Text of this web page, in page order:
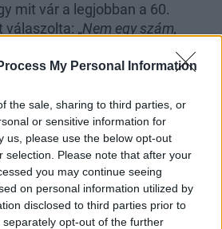
My Personal Information
the sale, sharing to third parties, or
or sensitive information for
us, please use the below opt-out
selection. Please note that after your
you may continue seeing
on personal information utilized by
disclosed to third parties prior to
opt-out of the further
mit vár a legjobban a 60.
„Nem egy szám,
határoznak meg engem.
gondolok, eszembe jut,
most érzem igazán, hogy
elevenebb már nem is